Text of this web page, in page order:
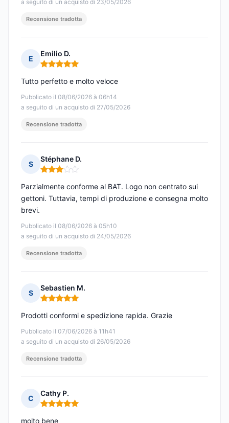
a seguito di un acquisto di 23/05/2026
Recensione tradotta
E
Emilio D.
Nota: 5 su 5
Pubblicato il 08/06/2026 à 06h14
a seguito di un acquisto di 27/05/2026
Tutto perfetto e molto veloce
Recensione tradotta
S
Stéphane D.
Nota: 3 su 5
Pubblicato il 08/06/2026 à 05h10
a seguito di un acquisto di 24/05/2026
Parzialmente conforme al BAT. Logo non centrato sui
gettoni. Tuttavia, tempi di produzione e consegna molto
brevi.
Recensione tradotta
S
Sebastien M.
Nota: 5 su 5
Pubblicato il 07/06/2026 à 11h41
a seguito di un acquisto di 26/05/2026
Prodotti conformi e spedizione rapida. Grazie
Recensione tradotta
C
Cathy P.
Nota: 5 su 5
molto bene